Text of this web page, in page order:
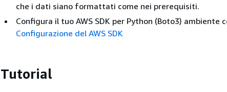
che i dati siano formattati come nei prerequisiti.
Configura il tuo AWS SDK per Python (Boto3) ambiente
Configurazione del AWS SDK
Tutorial